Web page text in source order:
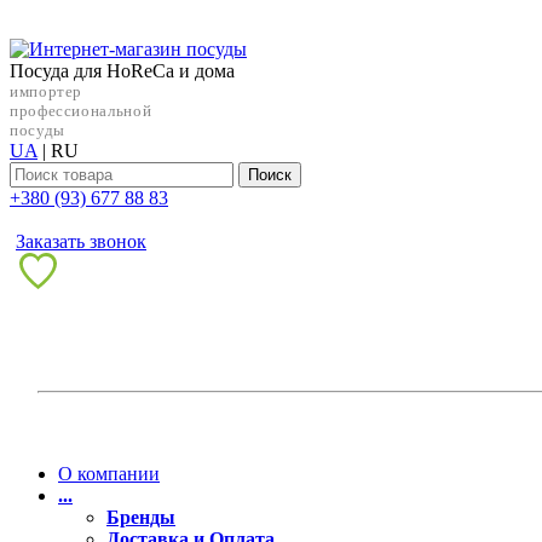
Посуда для HoReCa и дома
импортер
профессиональной
посуды
UA | RU
Поиск
+38‎0 (93) 677 88 83
Заказать звонок
О компании
...
Бренды